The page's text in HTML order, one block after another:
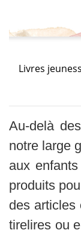
Livres
Au-delà
notre large
aux
produits
des articles
tirelires ou